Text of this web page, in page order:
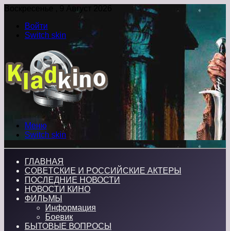
Воскресенье , 9 Август 2026
Войти
Switch skin
Меню
Switch skin
ГЛАВНАЯ
СОВЕТСКИЕ И РОССИЙСКИЕ АКТЕРЫ
ПОСЛЕДНИЕ НОВОСТИ
НОВОСТИ КИНО
ФИЛЬМЫ
Информация
Боевик
БЫТОВЫЕ ВОПРОСЫ